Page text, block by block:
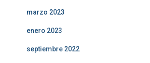
marzo 2023
enero 2023
septiembre 2022